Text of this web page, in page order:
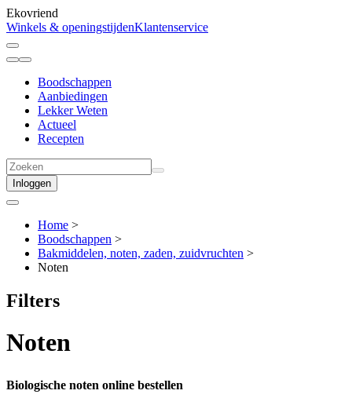
Ekovriend
Winkels & openingstijdenKlantenservice
Boodschappen
Aanbiedingen
Lekker Weten
Actueel
Recepten
Inloggen
Home >
Boodschappen >
Bakmiddelen, noten, zaden, zuidvruchten >
Noten
Filters
Noten
Biologische noten online bestellen